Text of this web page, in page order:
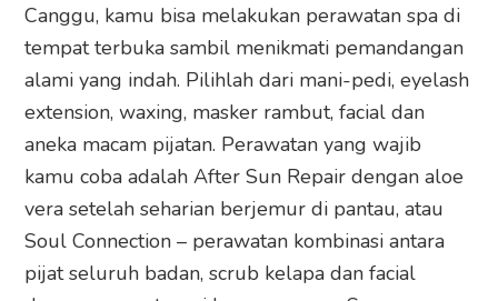
Canggu, kamu bisa melakukan perawatan spa di
tempat terbuka sambil menikmati pemandangan
alami yang indah. Pilihlah dari mani-pedi, eyelash
extension, waxing, masker rambut, facial dan
aneka macam pijatan. Perawatan yang wajib
kamu coba adalah After Sun Repair dengan aloe
vera setelah seharian berjemur di pantau, atau
Soul Connection – perawatan kombinasi antara
pijat seluruh badan, scrub kelapa dan facial